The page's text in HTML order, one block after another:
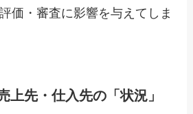
価・審査に影響を与えてしま
上先・仕入先の「状況」